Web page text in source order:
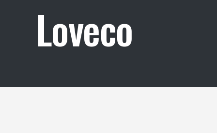
Loveco